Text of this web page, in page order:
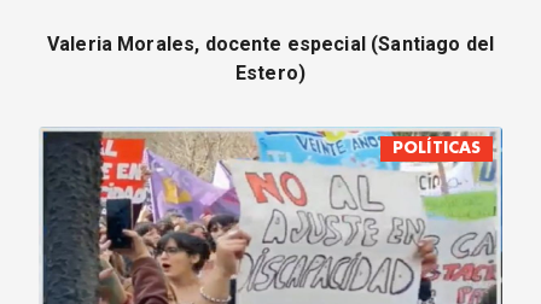
POLÍTICAS
MOVIMIENTO OBRERO
MUJER
ECONOMÍA
SOCIEDAD Y CULTURA
JUVENTUD
CORREO DE LECTORES
Valeria Morales, docente especial (Santiago del
Estero)
POLÍTICAS